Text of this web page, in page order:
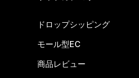
ドロップシッピング
モール型EC
商品レビュー